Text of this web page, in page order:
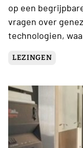
op een
vragen over
technologien,
LEZINGEN